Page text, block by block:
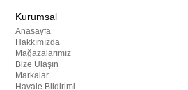
Kurumsal
Anasayfa
Hakkımızda
Mağazalarımız
Bize Ulaşın
Markalar
Havale Bildirimi